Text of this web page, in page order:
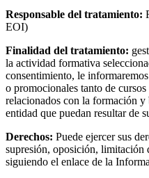
Responsable del tratamiento:
EOI)
Finalidad del tratamiento:
la actividad formativa
consentimiento, le
o promocionales tanto de
relacionados con la formación y
entidad que puedan resultar de
Derechos: Puede ejercer sus
supresión, oposición, limitación
siguiendo el enlace de la